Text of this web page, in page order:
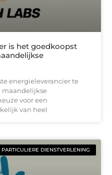
is het goedkoopst
energieleverancier te
maandelijkse
voor een
van heel
PARTICULIERE DIENSTVERLENING